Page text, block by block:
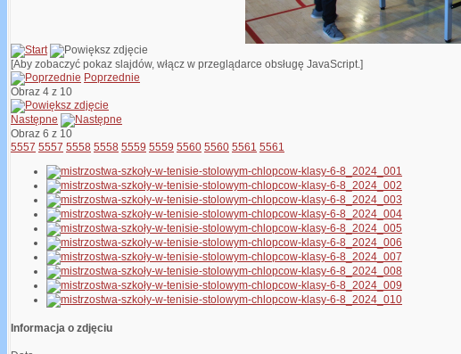
[Aby zobaczyć pokaz slajdów, włącz w przeglądarce obsługę JavaScript.]
Poprzednie
Obraz 4 z 10
Następne
Obraz 6 z 10
5557 5557 5558 5558 5559 5559 5560 5560 5561 5561
Informacja o zdjęciu